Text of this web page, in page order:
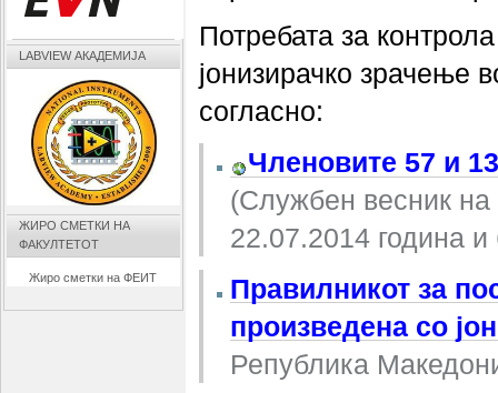
Потребата за
јонизирачко зрачење
согласно:
Членовите 57 и
(Службен весник
22.07.2014 година
Правилникот за
произведена со
Република
LABVIEW АКАДЕМИЈА
ЖИРО СМЕТКИ НА
ФАКУЛТЕТОТ
Жиро сметки на ФЕИТ